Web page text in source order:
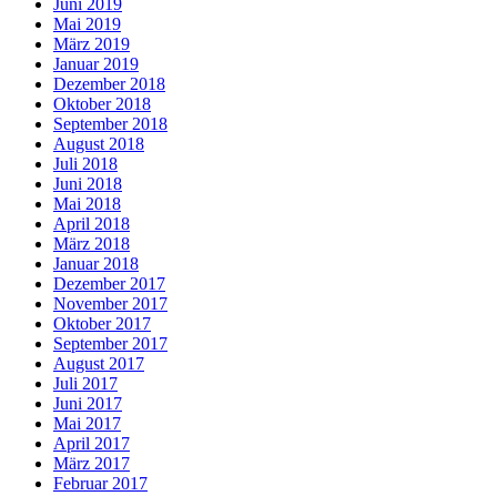
Juni 2019
Mai 2019
März 2019
Januar 2019
Dezember 2018
Oktober 2018
September 2018
August 2018
Juli 2018
Juni 2018
Mai 2018
April 2018
März 2018
Januar 2018
Dezember 2017
November 2017
Oktober 2017
September 2017
August 2017
Juli 2017
Juni 2017
Mai 2017
April 2017
März 2017
Februar 2017